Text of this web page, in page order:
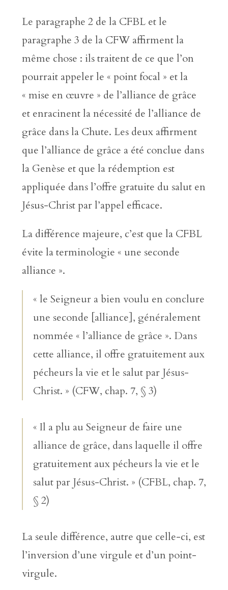
Le paragraphe 2 de la CFBL et le
paragraphe 3 de la CFW affirment la
même chose : ils traitent de ce que l’on
pourrait appeler le « point focal » et la
« mise en œuvre » de l’alliance de grâce
et enracinent la nécessité de l’alliance de
grâce dans la Chute. Les deux affirment
que l’alliance de grâce a été conclue dans
la Genèse et que la rédemption est
appliquée dans l’offre gratuite du salut en
Jésus-Christ par l’appel efficace.
La différence majeure, c’est que la CFBL
évite la terminologie « une seconde
alliance ».
« le Seigneur a bien voulu en conclure
une seconde [alliance], généralement
nommée « l’alliance de grâce ». Dans
cette alliance, il offre gratuitement aux
pécheurs la vie et le salut par Jésus-
Christ. » (CFW, chap. 7, § 3)
« Il a plu au Seigneur de faire une
alliance de grâce, dans laquelle il offre
gratuitement aux pécheurs la vie et le
salut par Jésus-Christ. » (CFBL, chap. 7,
§ 2)
La seule différence, autre que celle-ci, est
l’inversion d’une virgule et d’un point-
virgule.